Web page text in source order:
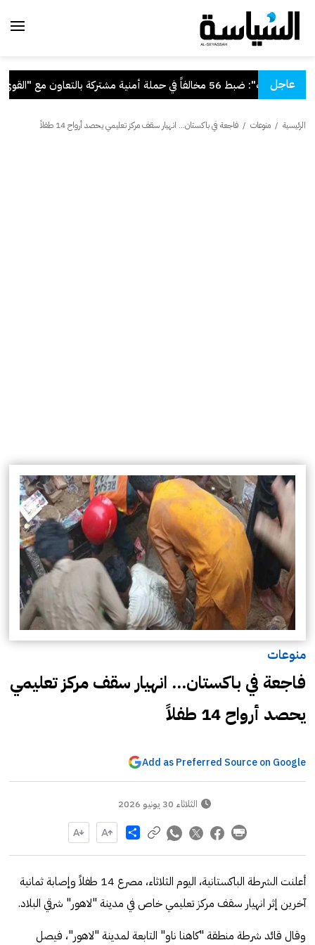
عاجل
"الداخلية": ضبط 56 مخالفاً في حملة أمنية مشتركة بالتعاون مع "القوى العاملة"
الرئيسية / منوعات / فاجعة في باكستان... انهيار سقف مركز تعليمي يحصد أرواح 14 طفلاً
منوعات
فاجعة في باكستان... انهيار سقف مركز تعليمي
يحصد أرواح 14 طفلاً
Add as Preferred Source on Google
الثلاثاء 30 يونيو 2026
Share
أعلنت الشرطة الباكستانية، اليوم الثلاثاء، مصرع 14 طفلاً وإصابة ثمانية
آخرين إثر انهيار سقف مركز تعليمي خاص في مدينة "لاهور" شرقي البلاد.
وقال قائد شرطة منطقة "كاهنا ناو" التابعة لمدينة "لاهور"، فيصل